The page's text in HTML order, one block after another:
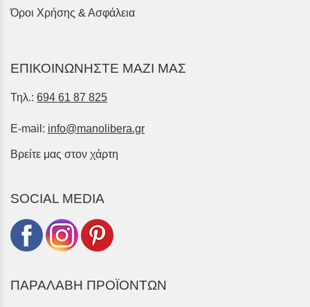
Όροι Χρήσης & Ασφάλεια
ΕΠΙΚΟΙΝΩΝΗΣΤΕ ΜΑΖΙ ΜΑΣ
Τηλ.: 694 61 87 825
E-mail: info@manolibera.gr
Βρείτε μας στον χάρτη
SOCIAL MEDIA
ΠΑΡΑΛΑΒΗ ΠΡΟΪΟΝΤΩΝ